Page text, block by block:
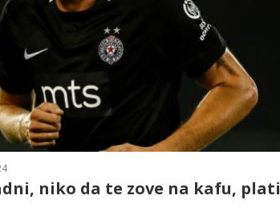
niko da te zove na kafu, plati